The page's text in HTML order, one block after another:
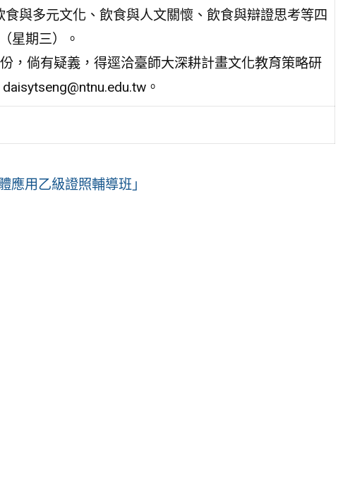
與多元文化、飲食與人文關懷、飲食與辯證思考等四
星期三）。
，倘有疑義，得逕洽臺師大深耕計畫文化教育策略研
。
應用乙級證照輔導班」